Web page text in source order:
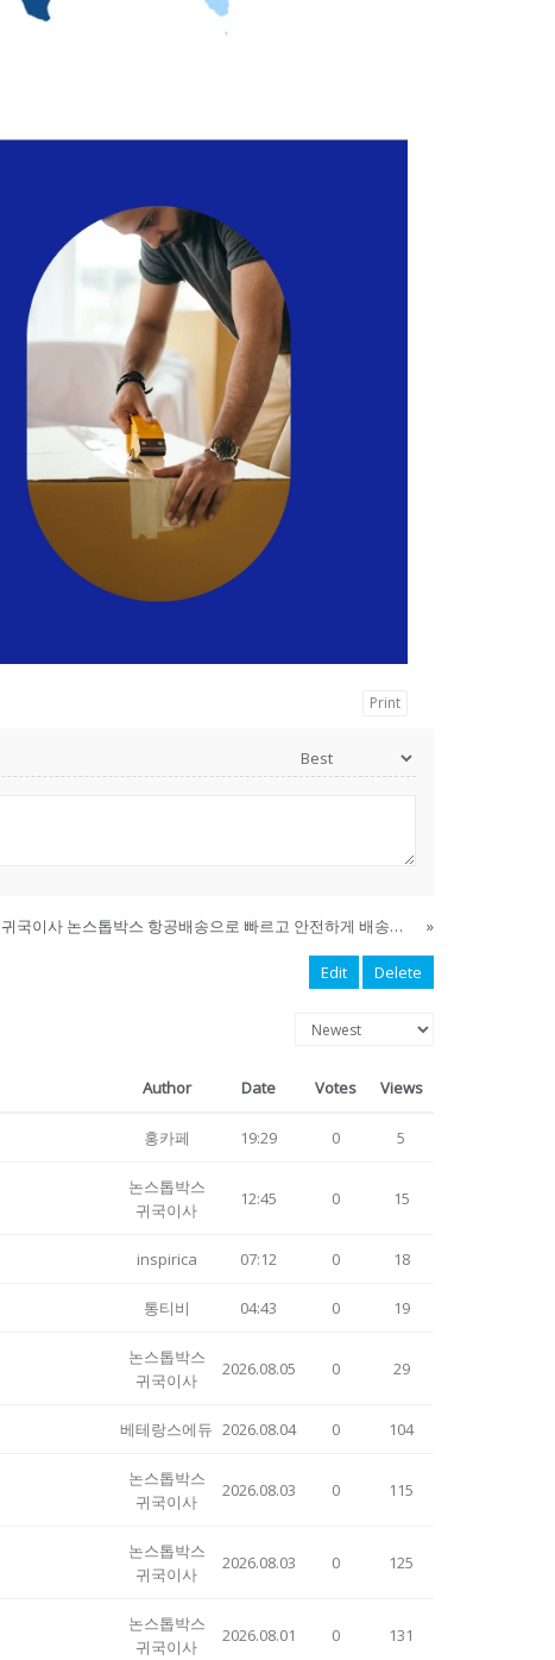
Print
필라델피아에서 한국으로 귀국이사 논스톱박스 항공배송으로 빠르고 안전하게 배송됩니다. »
Edit Delete
Author Date Votes Views
홍카페 19:29 0 5
논스톱박스
귀국이사
12:45 0 15
inspirica 07:12 0 18
통티비 04:43 0 19
논스톱박스
귀국이사
2026.08.05 0 29
베테랑스에듀 2026.08.04 0 104
논스톱박스
귀국이사
2026.08.03 0 115
논스톱박스
귀국이사
2026.08.03 0 125
논스톱박스
귀국이사
2026.08.01 0 131